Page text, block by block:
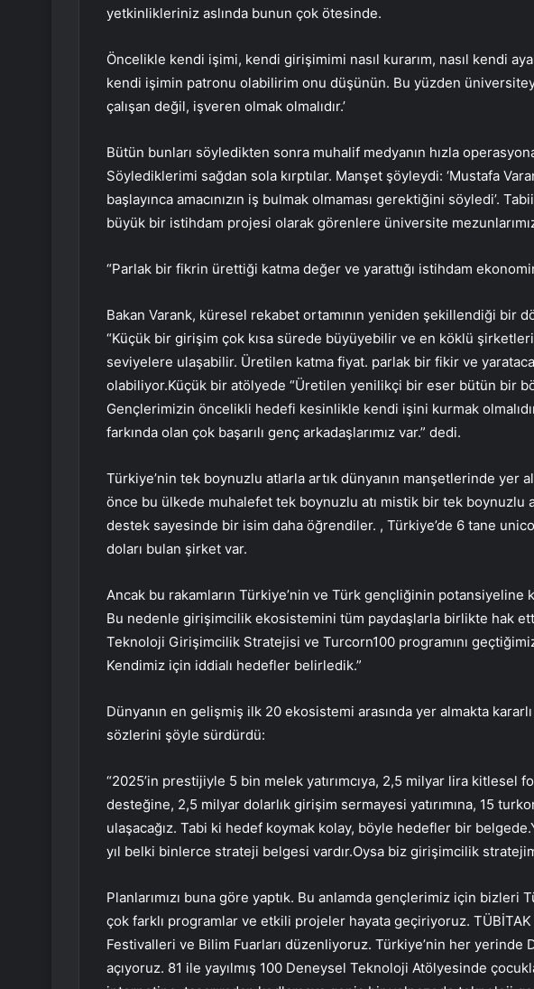
yetkinlikleriniz aslında bunun çok ötesinde.
Öncelikle kendi işimi, kendi girişimimi nasıl kurarım, nasıl kendi
kendi işimin patronu olabilirim onu ​​düşünün. Bu yüzden
çalışan değil, işveren olmak olmalıdır.’
Bütün bunları söyledikten sonra muhalif medyanın hızla
Söylediklerimi sağdan sola kırptılar. Manşet şöyleydi: ‘Mustafa
başlayınca amacınızın iş bulmak olmaması gerektiğini söyledi’.
büyük bir istihdam projesi olarak görenlere üniversite
“Parlak bir fikrin ürettiği katma değer ve yarattığı istihdam
Bakan Varank, küresel rekabet ortamının yeniden şekillendiği bir
“Küçük bir girişim çok kısa sürede büyüyebilir ve en köklü
seviyelere ulaşabilir. Üretilen katma fiyat. parlak bir fikir ve
olabiliyor.Küçük bir atölyede “Üretilen yenilikçi bir eser bütün bir
Gençlerimizin öncelikli hedefi kesinlikle kendi işini kurmak
farkında olan çok başarılı genç arkadaşlarımız var.” dedi.
Türkiye’nin tek boynuzlu atlarla artık dünyanın manşetlerinde yer
önce bu ülkede muhalefet tek boynuzlu atı mistik bir tek boynuzlu
destek sayesinde bir isim daha öğrendiler. , Türkiye’de 6 tane
doları bulan şirket var.
Ancak bu rakamların Türkiye’nin ve Türk gençliğinin potansiyeline
Bu nedenle girişimcilik ekosistemini tüm paydaşlarla birlikte hak
Teknoloji Girişimcilik Stratejisi ve Turcorn100 programını
Kendimiz için iddialı hedefler belirledik.”
Dünyanın en gelişmiş ilk 20 ekosistemi arasında yer almakta
sözlerini şöyle sürdürdü:
“2025’in prestijiyle 5 bin melek yatırımcıya, 2,5 milyar lira kitlesel
desteğine, 2,5 milyar dolarlık girişim sermayesi yatırımına, 15
ulaşacağız. Tabi ki hedef koymak kolay, böyle hedefler bir
yıl belki binlerce strateji belgesi vardır.Oysa biz girişimcilik
Planlarımızı buna göre yaptık. Bu anlamda gençlerimiz için bizleri
çok farklı programlar ve etkili projeler hayata geçiriyoruz.
Festivalleri ve Bilim Fuarları düzenliyoruz. Türkiye’nin her yerinde
açıyoruz. 81 ile yayılmış 100 Deneysel Teknoloji Atölyesinde